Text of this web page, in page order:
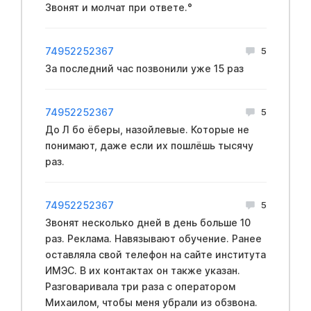
Звонят и молчат при ответе.°
74952252367 5
За последний час позвонили уже 15 раз
74952252367 5
До Л бо ёберы, назойлевые. Которые не
понимают, даже если их пошлёшь тысячу
раз.
74952252367 5
Звонят несколько дней в день больше 10
раз. Реклама. Навязывают обучение. Ранее
оставляла свой телефон на сайте института
ИМЭС. В их контактах он также указан.
Разговаривала три раза с оператором
Михаилом, чтобы меня убрали из обзвона.